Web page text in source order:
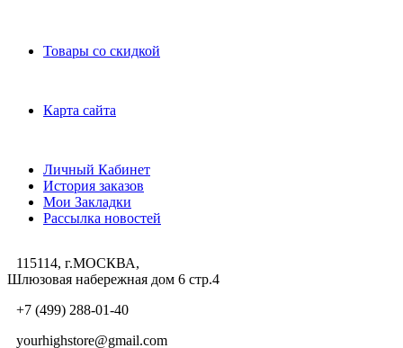
Товары со скидкой
Карта сайта
Личный Кабинет
История заказов
Мои Закладки
Рассылка новостей
115114, г.МОСКВА,
Шлюзовая набережная дом 6 стр.4
+7 (499) 288-01-40
yourhighstore@gmail.com